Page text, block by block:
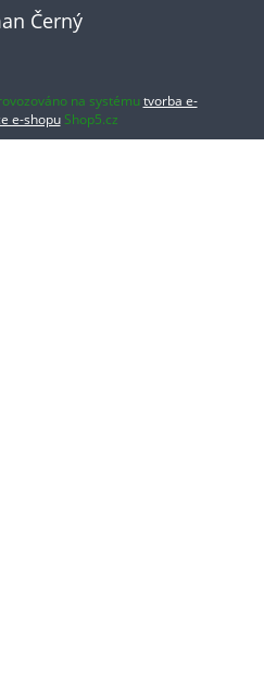
Černý
na systémutvorba e-
e-shopuShop5.cz